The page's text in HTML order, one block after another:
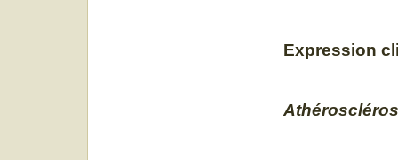
Expression